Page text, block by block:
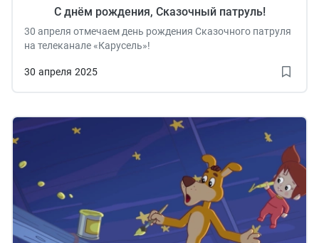
30 апреля 2025
С днём рождения, Сказочный патруль!
30 апреля отмечаем день рождения Сказочного патруля
на телеканале «Карусель»!